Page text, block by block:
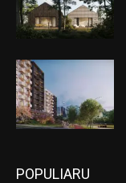
POPULIARU